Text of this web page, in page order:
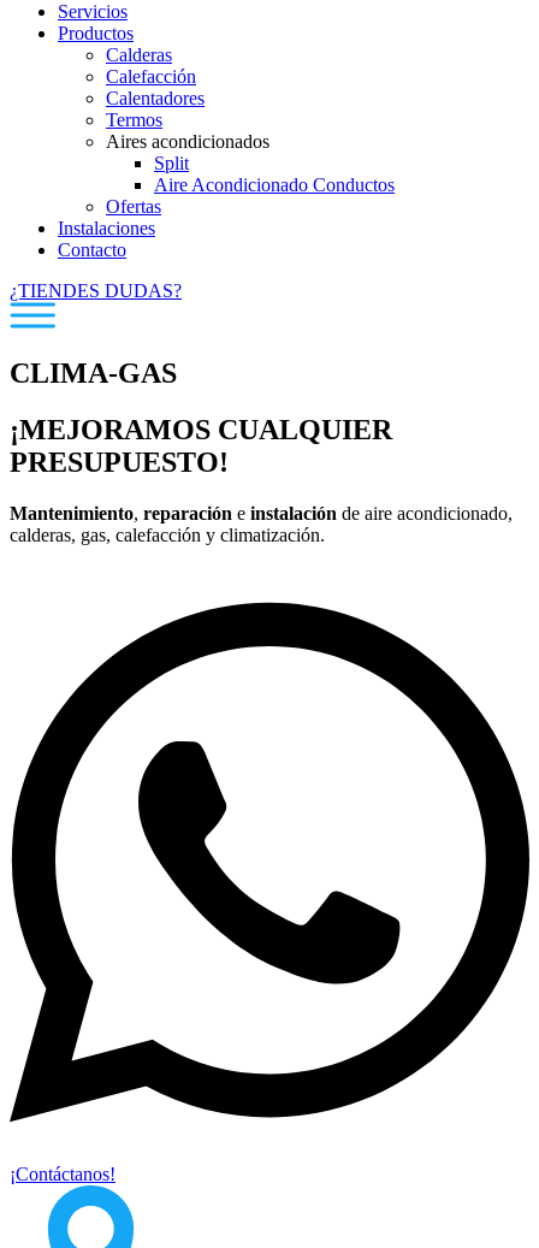
Servicios
Productos
Calderas
Calefacción
Calentadores
Termos
Aires acondicionados
Split
Aire Acondicionado Conductos
Ofertas
Instalaciones
Contacto
¿TIENDES DUDAS?
CLIMA-GAS
¡MEJORAMOS CUALQUIER
PRESUPUESTO!
Mantenimiento, reparación e instalación de aire acondicionado,
calderas, gas, calefacción y climatización.
¡Contáctanos!